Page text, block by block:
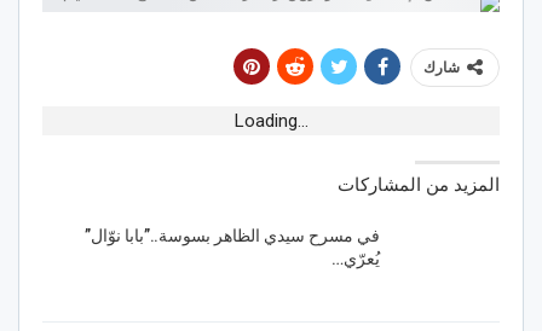
شارك
Loading...
المزيد من المشاركات
في مسرح سيدي الظاهر بسوسة..”بابا نوّال”
يُعرّي…